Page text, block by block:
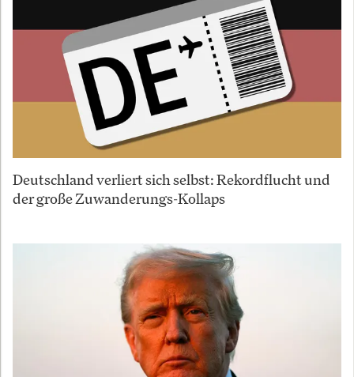
Deutschland verliert sich selbst: Rekordflucht und
der große Zuwanderungs-Kollaps